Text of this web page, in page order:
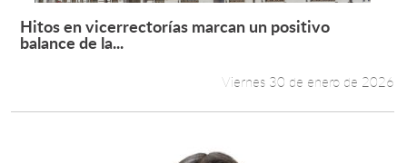
Leer más +
Hitos en vicerrectorías marcan un positivo
balance de la...
Viernes 30 de enero de 2026